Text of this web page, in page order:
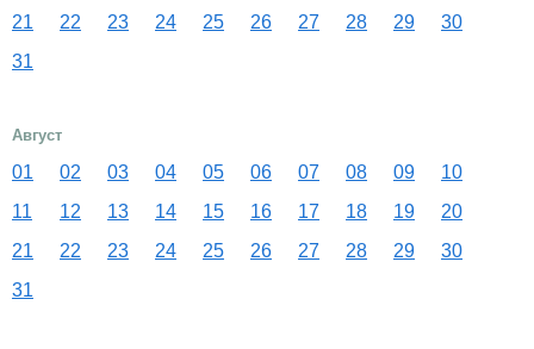
21
22 23 24 25 26 27 28 29
30
31
Август
01 02 03 04 05 06 07 08 09
10
11
12 13 14 15 16 17 18 19
20
21
22 23 24 25 26 27 28 29
30
31